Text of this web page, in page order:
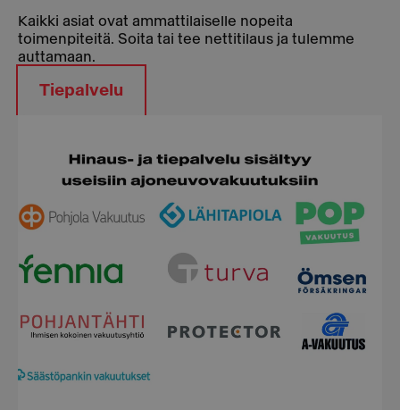
Kaikki asiat ovat ammattilaiselle nopeita
toimenpiteitä. Soita tai tee nettitilaus ja tulemme
auttamaan.
Tiepalvelu